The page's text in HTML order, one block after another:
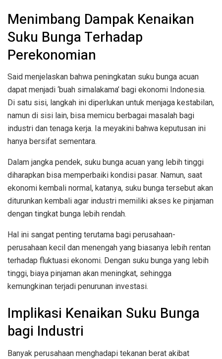
Menimbang Dampak Kenaikan
Suku Bunga Terhadap
Perekonomian
Said menjelaskan bahwa peningkatan suku bunga acuan
dapat menjadi ‘buah simalakama’ bagi ekonomi Indonesia.
Di satu sisi, langkah ini diperlukan untuk menjaga kestabilan,
namun di sisi lain, bisa memicu berbagai masalah bagi
industri dan tenaga kerja. Ia meyakini bahwa keputusan ini
hanya bersifat sementara.
Dalam jangka pendek, suku bunga acuan yang lebih tinggi
diharapkan bisa memperbaiki kondisi pasar. Namun, saat
ekonomi kembali normal, katanya, suku bunga tersebut akan
diturunkan kembali agar industri memiliki akses ke pinjaman
dengan tingkat bunga lebih rendah.
Hal ini sangat penting terutama bagi perusahaan-
perusahaan kecil dan menengah yang biasanya lebih rentan
terhadap fluktuasi ekonomi. Dengan suku bunga yang lebih
tinggi, biaya pinjaman akan meningkat, sehingga
kemungkinan terjadi penurunan investasi.
Implikasi Kenaikan Suku Bunga
bagi Industri
Banyak perusahaan menghadapi tekanan berat akibat